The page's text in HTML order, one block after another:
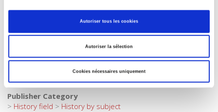
Autoriser tous les cookies
Autoriser la sélection
Cookies nécessaires uniquement
,,,,,History
>Fields>History
Publisher Category
>History field>History by period
Publisher Category
> History field > History by subject